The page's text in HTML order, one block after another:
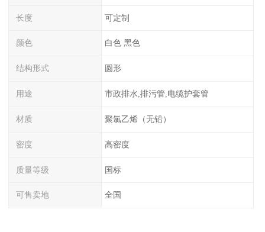
长度 可定制
颜色 白色 黑色
结构形式 圆形
用途 市政排水,排污管,电缆护套管
材质 聚氯乙烯（无铅）
密度 高密度
质量等级 国标
可售卖地 全国